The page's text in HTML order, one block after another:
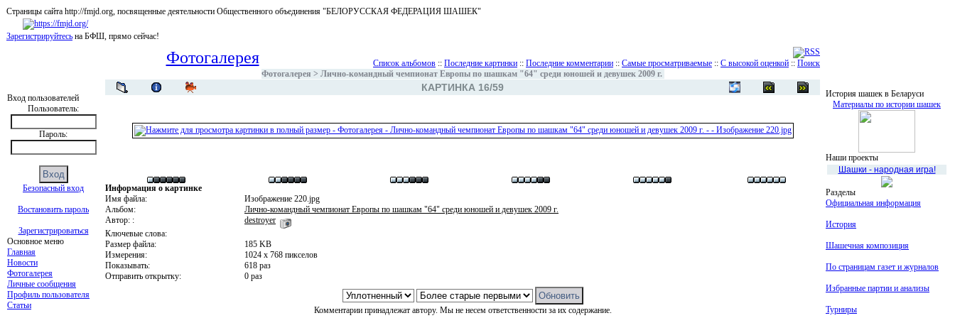
Страницы сайта http://fmjd.org, посвященные деятельности Общественного объединения "БЕЛОРУССКАЯ ФЕДЕРАЦИЯ ШАШЕК"
Зарегистрируйтесь на БФШ, прямо сейчас!
Вход пользователей
Пользователь:
Пароль:
Безопасный вход
Востановить пароль
Зарегистрироваться
Основное меню
Главная
Новости
Фотогалерея
Личные сообщения
Профиль пользователя
Статьи
Фотогалерея Список альбомов :: Последние картинки :: Последние комментарии :: Самые просматриваемые :: С высокой оценкой :: Поиск
Фотогалерея > Лично-командный чемпионат Европы по шашкам "64" среди юношей и девушек 2009 г.
КАРТИНКА 16/59
Информация о картинке
Имя файла:
Изображение 220.jpg
Альбом:
Лично-командный чемпионат Европы по шашкам "64" среди юношей и девушек 2009 г.
Автор: :
destroyer
Ключевые слова:
Размер файла:
185 KB
Измерения:
1024 x 768 пикселов
Показывать:
618 раз
Отправить открытку:
0 раз
Комментарии принадлежат автору. Мы не несем ответственности за их содержание.
История шашек в Беларуси
Материалы по истории шашек
Наши проекты
Шашки - народная игра!
Разделы
Официальная информация
История
Шашечная композиция
По страницам газет и журналов
Избранные партии и анализы
Турниры